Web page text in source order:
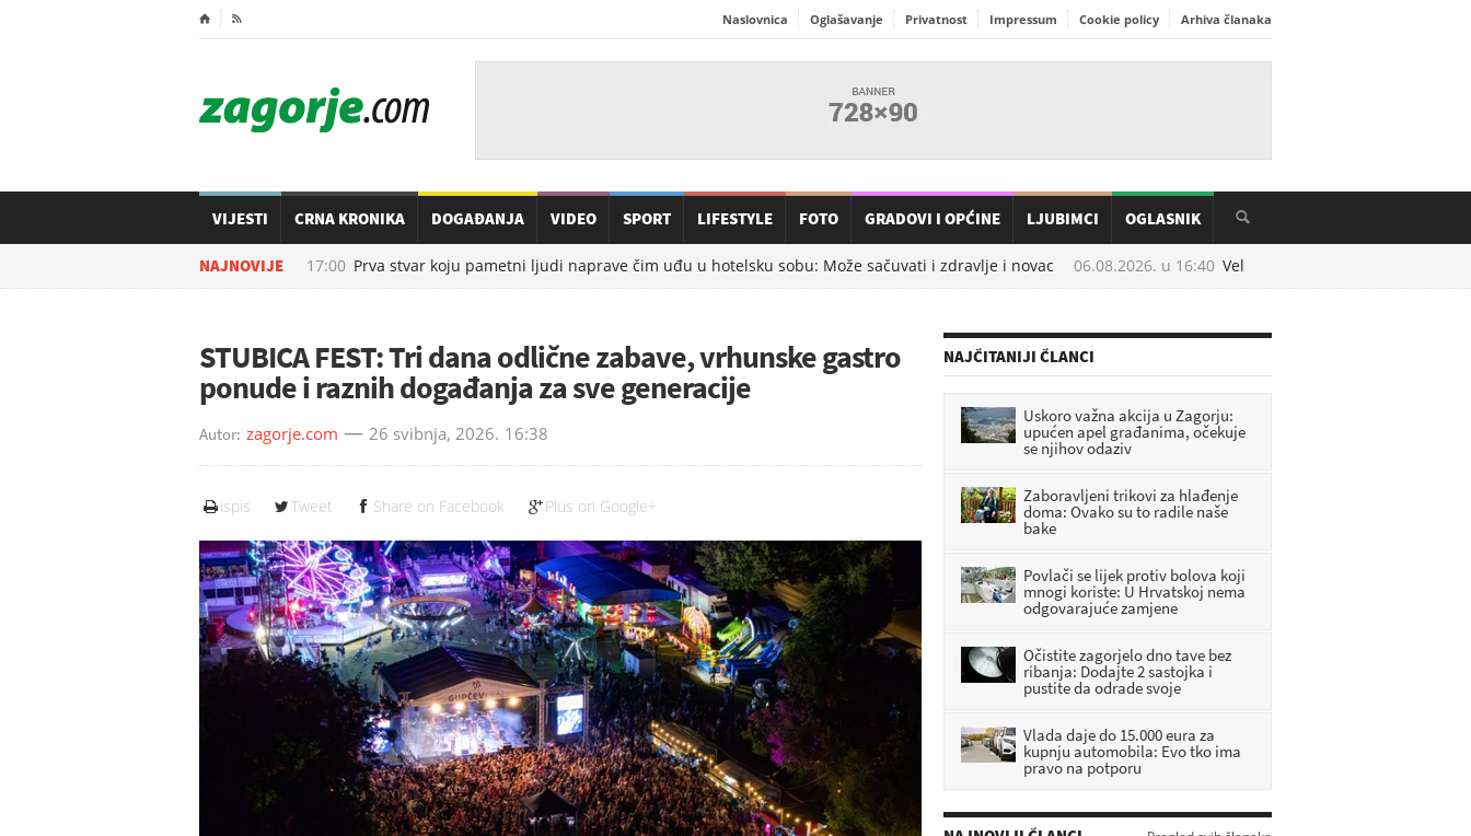
⌂  Naslovnica Oglašavanje Privatnost Impressum Cookie policy Arhiva članaka
VIJESTI CRNA KRONIKA DOGAĐANJA VIDEO SPORT LIFESTYLE FOTO GRADOVI I OPĆINE LJUBIMCI OGLASNIK
NAJNOVIJE
06.08.2026. u 17:00 Prva stvar koju pametni ljudi naprave čim uđu u hotelsku sobu: Može sačuvati i zdravlje i novac 06.08.2026. u 16:40 Velike promjene od rujna: brojne
STUBICA FEST: Tri dana odlične zabave, vrhunske gastro
ponude i raznih događanja za sve generacije
Autor: zagorje.com 26 svibnja, 2026. 16:38
ispis Tweet Share on Facebook Plus on Google+
NAJČITANIJI ČLANCI
Uskoro važna akcija u Zagorju:
upućen apel građanima, očekuje
se njihov odaziv
Zaboravljeni trikovi za hlađenje
doma: Ovako su to radile naše
bake
Povlači se lijek protiv bolova koji
mnogi koriste: U Hrvatskoj nema
odgovarajuće zamjene
Očistite zagorjelo dno tave bez
ribanja: Dodajte 2 sastojka i
pustite da odrade svoje
Vlada daje do 15.000 eura za
kupnju automobila: Evo tko ima
pravo na potporu
Sudbina se okreće: Ova 3 znaka u